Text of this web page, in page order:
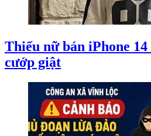
Thiếu nữ bán iPhone
cướp giật